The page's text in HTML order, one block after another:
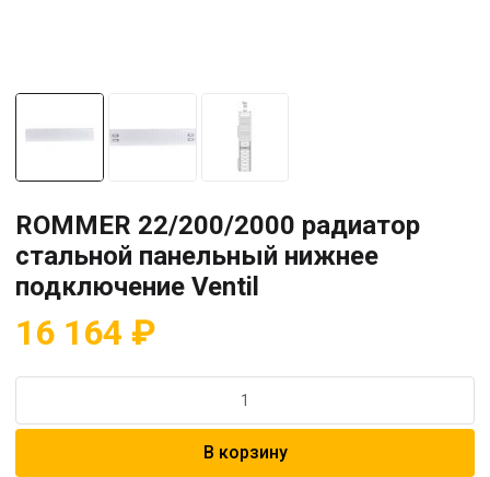
ROMMER 22/200/2000 радиатор
стальной панельный нижнее
подключение Ventil
16 164 ₽
ROMMER
В корзину